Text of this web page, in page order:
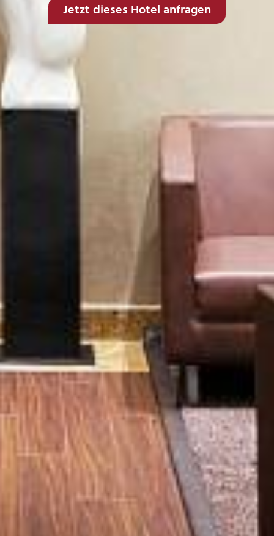
Jetzt dieses Hotel anfragen